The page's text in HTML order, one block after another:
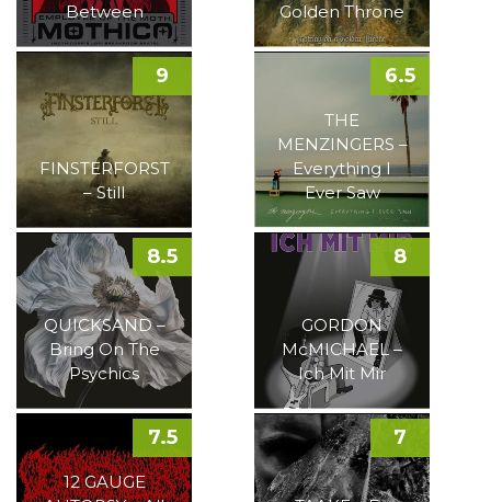
Between
Golden Throne
FINSTERFORST
– Still
9
THE
MENZINGERS –
Everything I
Ever Saw
6.5
QUICKSAND –
Bring On The
Psychics
8.5
GORDON
McMICHAEL –
Ich Mit Mir
8
12 GAUGE
7.5 7